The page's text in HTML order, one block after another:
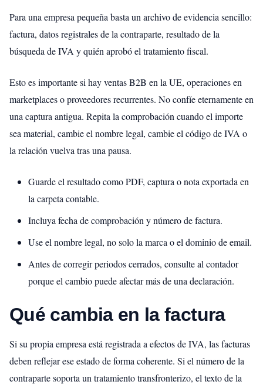
Para una empresa pequeña basta un archivo de evidencia sencillo:
factura, datos registrales de la contraparte, resultado de la
búsqueda de IVA y quién aprobó el tratamiento fiscal.
Esto es importante si hay ventas B2B en la UE, operaciones en
marketplaces o proveedores recurrentes. No confíe eternamente en
una captura antigua. Repita la comprobación cuando el importe
sea material, cambie el nombre legal, cambie el código de IVA o
la relación vuelva tras una pausa.
Guarde el resultado como PDF, captura o nota exportada en
la carpeta contable.
Incluya fecha de comprobación y número de factura.
Use el nombre legal, no solo la marca o el dominio de email.
Antes de corregir periodos cerrados, consulte al contador
porque el cambio puede afectar más de una declaración.
Qué cambia en la factura
Si su propia empresa está registrada a efectos de IVA, las facturas
deben reflejar ese estado de forma coherente. Si el número de la
contraparte soporta un tratamiento transfronterizo, el texto de la